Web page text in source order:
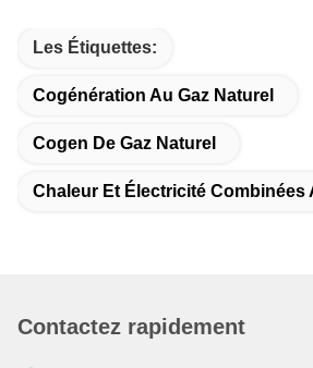
Les Étiquettes:
Cogénération Au Gaz Naturel
Cogen De Gaz Naturel
Chaleur Et Électricité Combinées
Contactez rapidement